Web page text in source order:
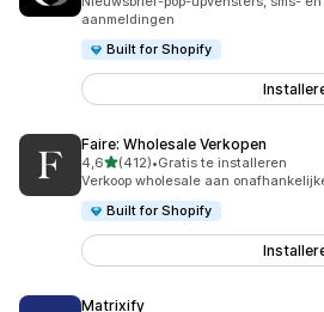
aanmeldingen
Built for Shopify
Faire: Wholesale Verkopen
4,6van 5 sterren
(412)
412 recensies in totaal
•Gratis te installeren
Verkoop wholesale aan
Built for Shopify
Matrixify